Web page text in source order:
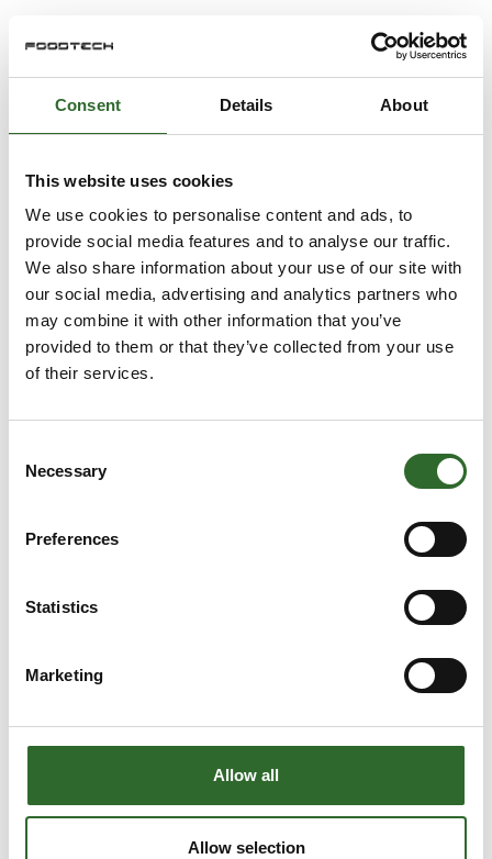
Consent Details About
This website uses cookies
We use cookies to personalise content and ads, to
provide social media features and to analyse our traffic.
We also share information about your use of our site with
our social media, advertising and analytics partners who
may combine it with other information that you’ve
provided to them or that they’ve collected from your use
of their services.
Selection
Necessary
Preferences
Statistics
Marketing
Allow all
Allow selection